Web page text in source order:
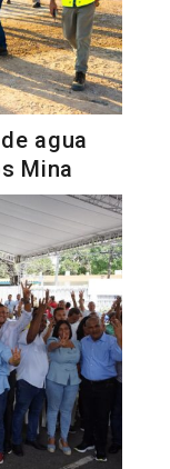
agua
Mina